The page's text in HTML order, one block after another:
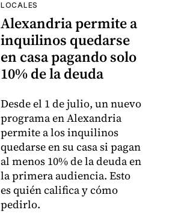
LOCALES
Alexandria permite a
inquilinos quedarse
en casa pagando solo
10% de la deuda
Desde el 1 de julio, un nuevo
programa en Alexandria
permite a los inquilinos
quedarse en su casa si pagan
al menos 10% de la deuda en
la primera audiencia. Esto
es quién califica y cómo
pedirlo.